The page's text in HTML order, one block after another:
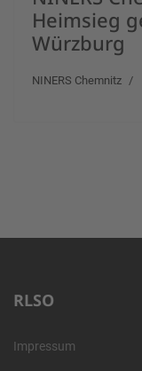
Heimsieg
Würzburg
NINERS Chemnitz
RLSO
Impressum